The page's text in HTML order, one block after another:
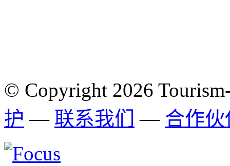
© Copyright 2026
护 — 联系我们 — 合作伙